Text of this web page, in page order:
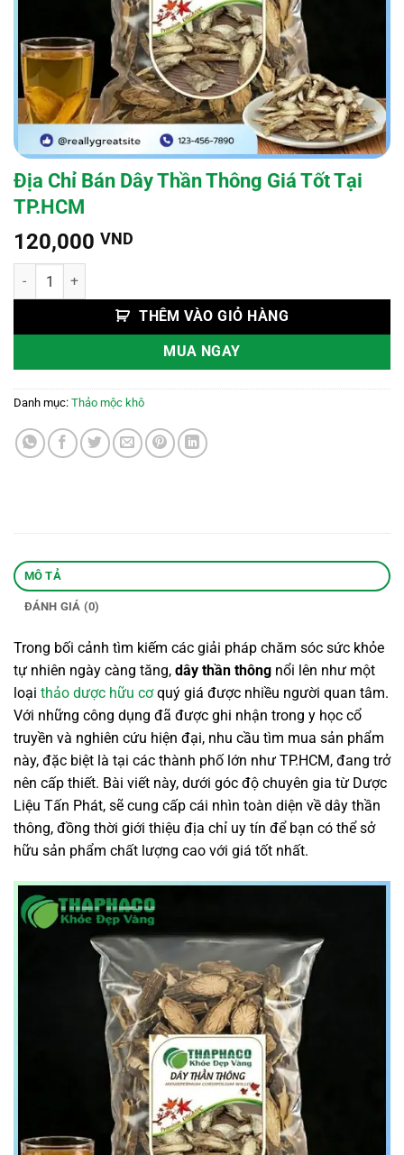
Địa Chỉ Bán Dây Thần Thông Giá Tốt Tại
TP.HCM
120,000 VND
Địa Chỉ Bán Dây Thần Thông Giá Tốt Tại TP.HCM số lượng
THÊM VÀO GIỎ HÀNG
MUA NGAY
Danh mục: Thảo mộc khô
MÔ TẢ
ĐÁNH GIÁ (0)
Trong bối cảnh tìm kiếm các giải pháp chăm sóc sức khỏe
tự nhiên ngày càng tăng, dây thần thông nổi lên như một
loại thảo dược hữu cơquý giá được nhiều người quan tâm.
Với những công dụng đã được ghi nhận trong y học cổ
truyền và nghiên cứu hiện đại, nhu cầu tìm mua sản phẩm
này, đặc biệt là tại các thành phố lớn như TP.HCM, đang trở
nên cấp thiết. Bài viết này, dưới góc độ chuyên gia từ Dược
Liệu Tấn Phát, sẽ cung cấp cái nhìn toàn diện về dây thần
thông, đồng thời giới thiệu địa chỉ uy tín để bạn có thể sở
hữu sản phẩm chất lượng cao với giá tốt nhất.